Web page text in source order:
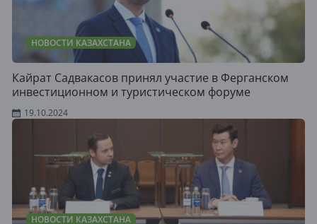
НОВОСТИ КАЗАХСТАНА
Кайрат Садвакасов принял участие в Ферганском
инвестиционном и туристическом форуме
19.10.2024
НОВОСТИ КАЗАХСТАНА